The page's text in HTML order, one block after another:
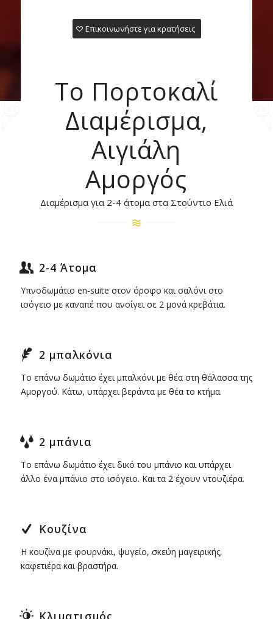
Επικοινωνήστε για κρατήσεις
Το Πορτοκαλί
Διαμέρισμα,
Αιγιάλη
Αμοργός
Διαμέρισμα για 2-4 άτομα στα Στούντιο Ελιά
2-4 Άτομα
Υπνοδωμάτιο en-suite στον όροφο και σαλόνι στο
ισόγειο με καναπέ που ανοίγει σε 2 μονά κρεβάτια.
2 μπαλκόνια
Το επάνω δωμάτιο έχει μπαλκόνι με θέα στη θάλασσα της
Αμοργού. Κάτω, υπάρχει βεράντα με θέα το κτήμα.
2 μπάνια
Το επάνω δωμάτιο έχει δικό του μπάνιο και υπάρχει
άλλο ένα μπάνιο στο ισόγειο. Και τα 2 έχουν ντουζιέρα.
Κουζίνα
Η κουζίνα με φουρνάκι, ψυγείο, σκεύη μαγειρικής,
καφετιέρα και βραστήρα.